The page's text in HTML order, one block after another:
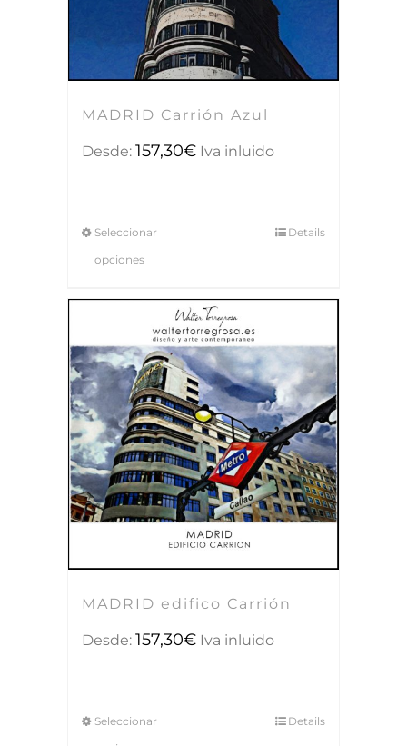
MADRID Carrión Azul
Desde: 157,30€ Iva inluido
Seleccionar
opciones
Details
MADRID edifico Carrión
Desde: 157,30€ Iva inluido
Seleccionar
Details